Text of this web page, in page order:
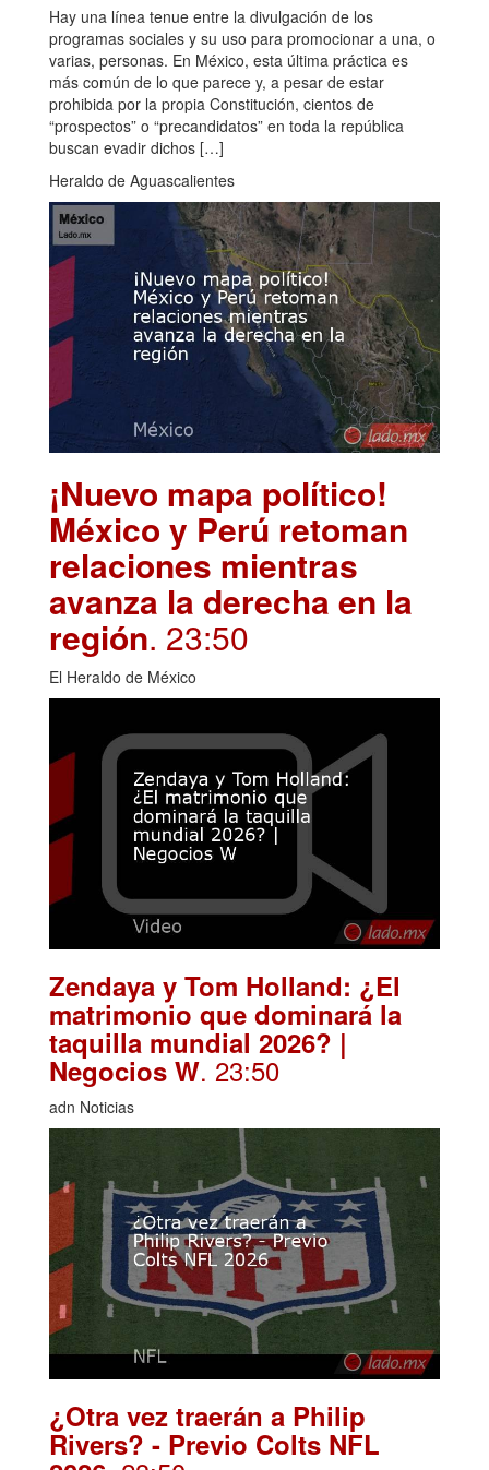
Hay una línea tenue entre la divulgación de los
programas sociales y su uso para promocionar a una, o
varias, personas. En México, esta última práctica es
más común de lo que parece y, a pesar de estar
prohibida por la propia Constitución, cientos de
“prospectos” o “precandidatos” en toda la república
buscan evadir dichos […]
Heraldo de Aguascalientes
¡Nuevo mapa político!
México y Perú retoman
relaciones mientras
avanza la derecha en la
región. 23:50
El Heraldo de México
Zendaya y Tom Holland: ¿El
matrimonio que dominará la
taquilla mundial 2026? |
Negocios W. 23:50
adn Noticias
¿Otra vez traerán a Philip
Rivers? - Previo Colts NFL